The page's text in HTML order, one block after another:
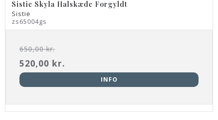
Sistie Skyla Halskæde Forgyldt
Sistie
zs65004gs
650,00 kr.
520,00 kr.
INFO